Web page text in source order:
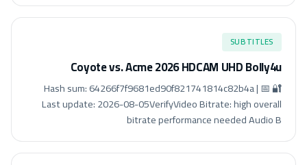
SUBTITLES
Coyote vs. Acme 2026 HDCAM UHD Bolly4u
🔐 Hash sum: 64266f7f9681ed90f821741814c82b4a | 📅
Last update: 2026-08-05VerifyVideo Bitrate: high overall
bitrate performance needed Audio B